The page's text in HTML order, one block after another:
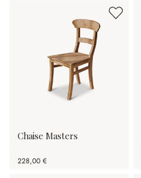
Chaise Masters
228,00 €